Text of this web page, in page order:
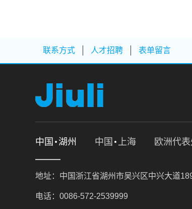
联系方式 人才招聘 表单留言
中国 湖州 中国 上海 欧洲代
地址：中国浙江省湖州市吴兴区中兴大道
电话：0086-572-2539999